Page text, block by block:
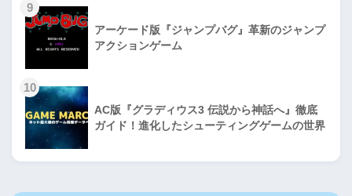
9
アーケード版『ジャンプバグ』革新のジャンプ
アクションゲーム
10
AC版『グラディウス3 伝説から神話へ』徹底
ガイド！進化したシューティングゲームの世界